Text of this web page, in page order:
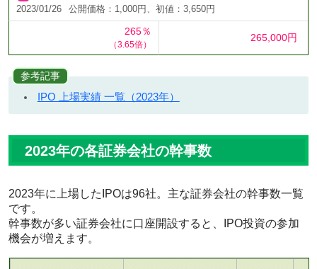
2023/01/26 公開価格：1,000円、初値：3,650円
265％
（3.65倍）
265,000円
参考記事
IPO 上場実績 一覧（2023年）
2023年の各証券会社の幹事数
2023年に上場したIPOは96社。主な証券会社の幹事数一覧
です。
幹事数が多い証券会社に口座開設すると、IPO投資の参加
機会が増えます。